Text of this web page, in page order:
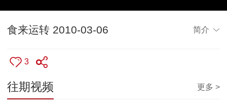
食来运转 2010-03-06 简介
3
往期视频 更多 >